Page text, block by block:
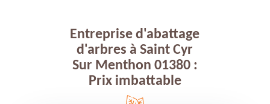
Entreprise d'abattage
d'arbres à Saint Cyr
Sur Menthon 01380 :
Prix imbattable